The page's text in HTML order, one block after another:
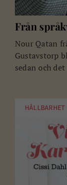
Från
Nour Qatan
Gustavstorp
sedan och
HÅLLBARHET